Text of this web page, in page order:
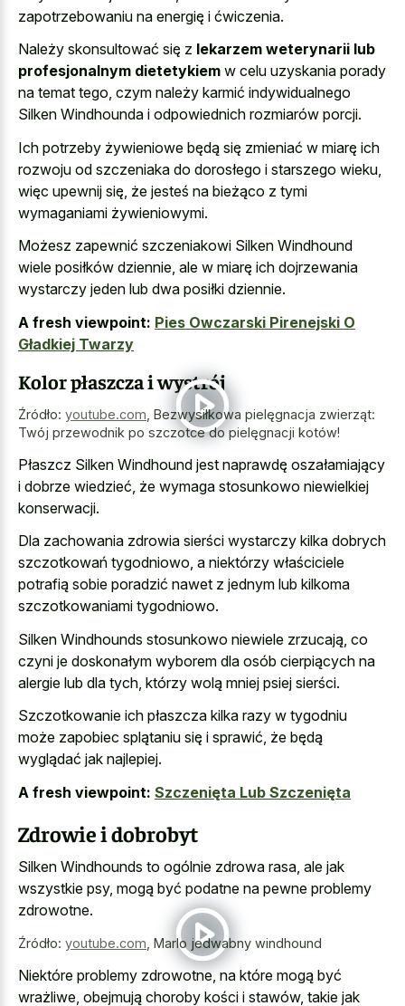
zapotrzebowaniu na energię i ćwiczenia.
Należy skonsultować się z lekarzem weterynarii lub
profesjonalnym dietetykiem w celu uzyskania porady
na temat tego, czym należy karmić indywidualnego
Silken Windhounda i odpowiednich rozmiarów porcji.
Ich potrzeby żywieniowe będą się zmieniać w miarę ich
rozwoju od szczeniaka do dorosłego i starszego wieku,
więc upewnij się, że jesteś na bieżąco z tymi
wymaganiami żywieniowymi.
Możesz zapewnić szczeniakowi Silken Windhound
wiele posiłków dziennie, ale w miarę ich dojrzewania
wystarczy jeden lub dwa posiłki dziennie.
A fresh viewpoint: Pies Owczarski Pirenejski O
Gładkiej Twarzy
Kolor płaszcza i wystrój
Źródło: youtube.com Bezwysiłkowa pielęgnacja zwierząt:
Twój przewodnik po szczotce do pielęgnacji kotów!
Płaszcz Silken Windhound jest naprawdę oszałamiający
i dobrze wiedzieć, że wymaga stosunkowo niewielkiej
konserwacji.
Dla zachowania zdrowia sierści wystarczy kilka dobrych
szczotkowań tygodniowo, a niektórzy właściciele
potrafią sobie poradzić nawet z jednym lub kilkoma
szczotkowaniami tygodniowo.
Silken Windhounds stosunkowo niewiele zrzucają, co
czyni je doskonałym wyborem dla osób cierpiących na
alergie lub dla tych, którzy wolą mniej psiej sierści.
Szczotkowanie ich płaszcza kilka razy w tygodniu
może zapobiec splątaniu się i sprawić, że będą
wyglądać jak najlepiej.
A fresh viewpoint: Szczenięta Lub Szczenięta
Zdrowie i dobrobyt
Silken Windhounds to ogólnie zdrowa rasa, ale jak
wszystkie psy, mogą być podatne na pewne problemy
zdrowotne.
Źródło: youtube.com Marlo jedwabny windhound
Niektóre problemy zdrowotne, na które mogą być
wrażliwe, obejmują choroby kości i stawów, takie jak